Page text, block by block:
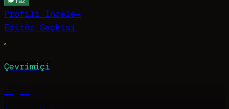
Profili İncele→
Editör Seçkisi
Çevrimiçi